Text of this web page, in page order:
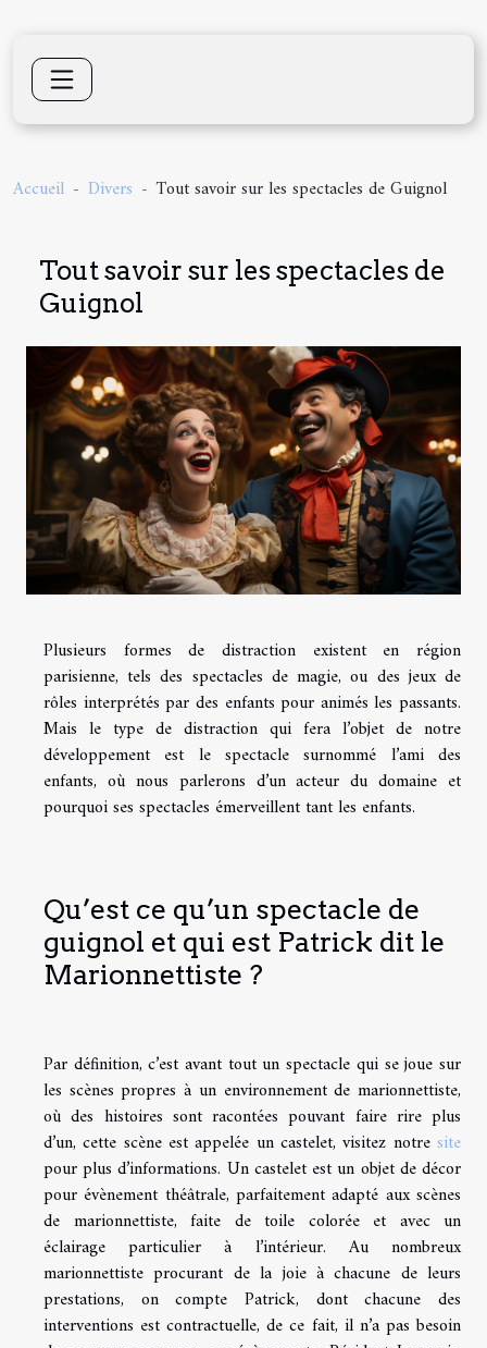
Accueil Divers Tout savoir sur les spectacles de Guignol
Tout savoir sur les spectacles de
Guignol
Plusieurs formes de distraction existent en région
parisienne, tels des spectacles de magie, ou des jeux de
rôles interprétés par des enfants pour animés les passants.
Mais le type de distraction qui fera l’objet de notre
développement est le spectacle surnommé l’ami des
enfants, où nous parlerons d’un acteur du domaine et
pourquoi ses spectacles émerveillent tant les enfants.
Qu’est ce qu’un spectacle de
guignol et qui est Patrick dit le
Marionnettiste ?
Par définition, c’est avant tout un spectacle qui se joue sur
les scènes propres à un environnement de marionnettiste,
où des histoires sont racontées pouvant faire rire plus
d’un, cette scène est appelée un castelet, visitez notre site
pour plus d’informations. Un castelet est un objet de décor
pour évènement théâtrale, parfaitement adapté aux scènes
de marionnettiste, faite de toile colorée et avec un
éclairage particulier à l’intérieur. Au nombreux
marionnettiste procurant de la joie à chacune de leurs
prestations, on compte Patrick, dont chacune des
interventions est contractuelle, de ce fait, il n’a pas besoin